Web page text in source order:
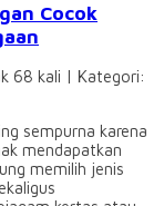
Cocok
68 kali | Kategori:
sempurna karena
mendapatkan
memilih jenis